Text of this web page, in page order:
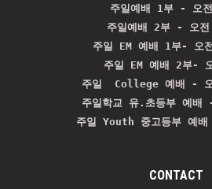
주일예배 1부 - 오
주일예배 2부 - 오
주일 EM 예배 1부- 오
주일 EM 예배 2부-
주일  College 예배 -
주일학교 유.초등부 예배
주일 Youth 중고등부 예
CONTACT